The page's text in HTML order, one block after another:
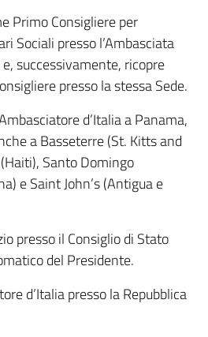
Primo Consigliere per
Sociali presso l’Ambasciata
successivamente, ricopre
presso la stessa Sede.
d’Italia a Panama,
a Basseterre (St. Kitts and
Santo Domingo
e Saint John’s (Antigua e
presso il Consiglio di Stato
del Presidente.
d’Italia presso la Repubblica